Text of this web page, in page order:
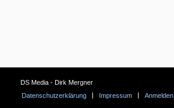
DS Media - Dirk Mergner
Datenschutzerklärung
Impressum Anmelden